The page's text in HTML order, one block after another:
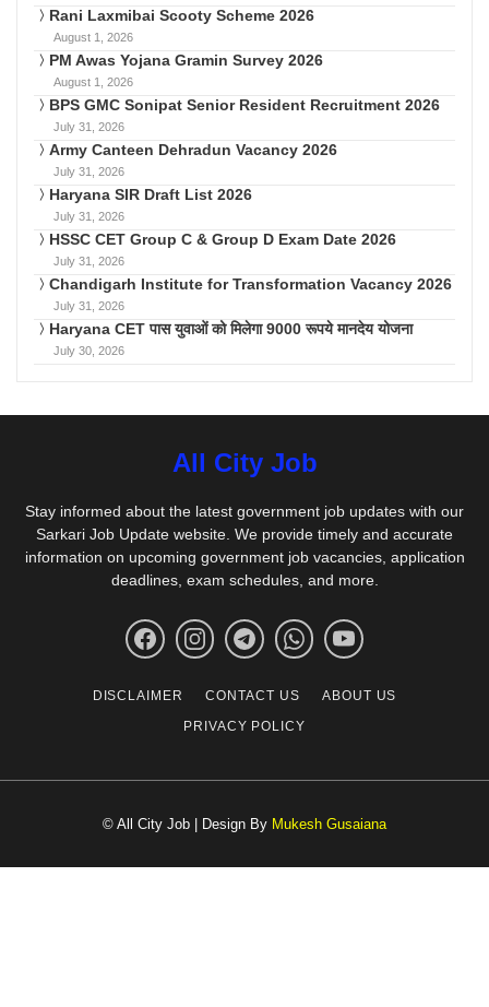
Rani Laxmibai Scooty Scheme 2026
August 1, 2026
PM Awas Yojana Gramin Survey 2026
August 1, 2026
BPS GMC Sonipat Senior Resident Recruitment 2026
July 31, 2026
Army Canteen Dehradun Vacancy 2026
July 31, 2026
Haryana SIR Draft List 2026
July 31, 2026
HSSC CET Group C & Group D Exam Date 2026
July 31, 2026
Chandigarh Institute for Transformation Vacancy 2026
July 31, 2026
Haryana CET पास युवाओं को मिलेगा 9000 रूपये मानदेय योजना
July 30, 2026
All City Job
Stay informed about the latest government job updates with our
Sarkari Job Update website. We provide timely and accurate
information on upcoming government job vacancies, application
deadlines, exam schedules, and more.
DISCLAIMER CONTACT US
ABOUT US
PRIVACY POLICY
© All City Job | Design By Mukesh Gusaiana